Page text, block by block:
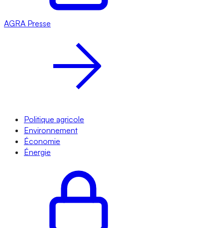
AGRA Presse
Politique agricole
Environnement
Économie
Énergie